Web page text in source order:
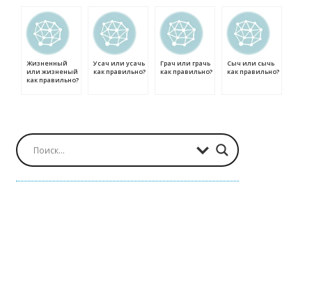
Жизненный
или жизненый
как правильно?
Усач или усачь
как правильно?
Грач или грачь
как правильно?
Сыч или сычь
как правильно?